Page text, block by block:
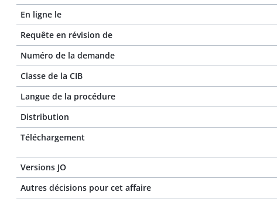
En ligne le
Requête en révision de
Numéro de la demande
Classe de la CIB
Langue de la procédure
Distribution
Téléchargement
Versions JO
Autres décisions pour cet affaire